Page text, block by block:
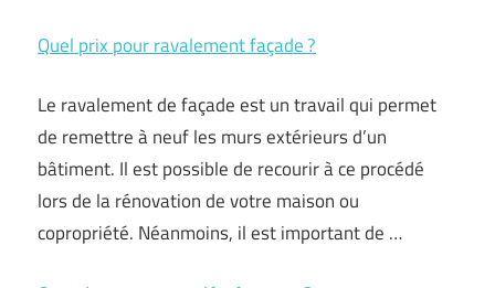
Quel prix pour ravalement façade ?
Le ravalement de façade est un travail qui permet
de remettre à neuf les murs extérieurs d’un
bâtiment. Il est possible de recourir à ce procédé
lors de la rénovation de votre maison ou
copropriété. Néanmoins, il est important de …